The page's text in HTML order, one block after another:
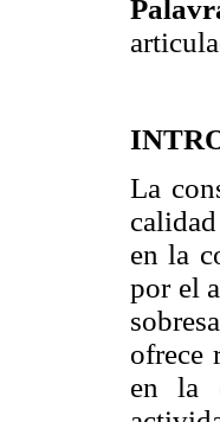
La
en la
por el
ofrece
en la